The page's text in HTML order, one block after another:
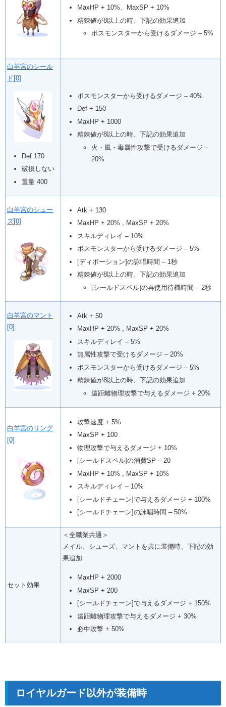
MaxHP + 10%、MaxSP + 10%
精錬値が8以上の時、下記の効果追加
ボスモンスターから受けるダメージ – 5%
白羊宮のシール
ド[0]
Def 170
破損しない
重量 400
ボスモンスターから受けるダメージ – 40%
Def + 150
MaxHP + 1000
精錬値が8以上の時、下記の効果追加
火・風・毒属性攻撃で受けるダメージ –
20%
白羊宮のシュー
ズ[0]
Atk + 130
MaxHP + 20% , MaxSP + 20%
スキルディレイ – 10%
ボスモンスターから受けるダメージ – 5%
[ディボーション]の詠唱時間 – 1秒
精錬値が8以上の時、下記の効果追加
[シールドスペル]の再使用待機時間 – 2秒
白羊宮のマント
[0]
Atk + 50
MaxHP + 20% , MaxSP + 20%
スキルディレイ – 5%
無属性攻撃で受けるダメージ – 20%
ボスモンスターから受けるダメージ – 5%
精錬値が8以上の時、下記の効果追加
遠距離物理攻撃で与えるダメージ + 20%
白羊宮のリング
[0]
攻撃速度 + 5%
MaxSP + 100
物理攻撃で与えるダメージ + 10%
[シールドスペル]の消費SP – 20
MaxHP + 10% , MaxSP + 10%
スキルディレイ – 10%
[シールドチェーン]で与えるダメージ + 100%
[シールドチェーン]の詠唱時間 – 50%
セット効果
＜全職業共通＞
メイル、シューズ、マントを共に装備時、下記の効
果追加
MaxHP + 2000
MaxSP + 200
[シールドチェーン]で与えるダメージ + 150%
遠距離物理攻撃で与えるダメージ + 30%
必中攻撃 + 50%
ロイヤルガード以外が装備時